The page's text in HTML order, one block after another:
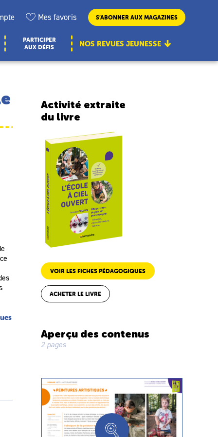
Mes favoris S’ABONNER AUX MAGAZINES
PARTICIPER
AUX DÉFIS
NOS REVUES JEUNESSE
Activité extraite
du livre
VOIR LES FICHES PÉDAGOGIQUES
ACHETER LE LIVRE
Aperçu des contenus
2 pages